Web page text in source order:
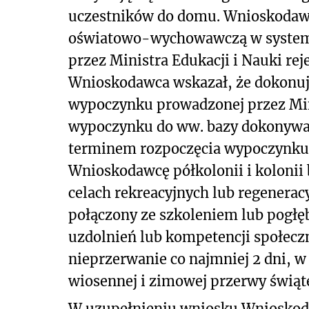
uczestników do domu.
oświatowo-wychowawczą w
przez Ministra Edukacji i Nauki
Wnioskodawca wskazał, że
wypoczynku prowadzonej przez
wypoczynku do ww. bazy
terminem rozpoczęcia
Wnioskodawcę półkolonii i kolonii
celach rekreacyjnych lub
połączony ze szkoleniem lub
uzdolnień lub kompetencji
nieprzerwanie co najmniej 2 dni,
wiosennej i zimowej przerwy